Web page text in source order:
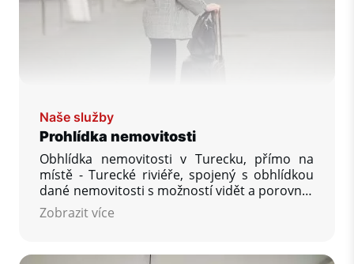
Naše služby
Prohlídka nemovitosti
Obhlídka nemovitosti v Turecku, přímo na
místě - Turecké riviéře, spojený s obhlídkou
dané nemovitosti s možností vidět a porovnat
větší množství nabízených nemovitostí,
zodpovězení Vašich dalších otázek, které Vás
nemovitosti.
Zobrazit více